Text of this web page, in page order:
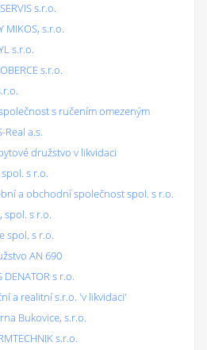
s.r.o.
MIKOS, s.r.o.
s.r.o.
s.r.o.
s ručením omezeným
Real a.s.
družstvo v likvidaci
s r.o.
a obchodní společnost spol. s r.o.
spol. s r.o.
spol. s r.o.
AN 690
DENATOR s r.o.
a realitní s.r.o. 'v likvidaci'
Bukovice, s.r.o.
s.r.o.